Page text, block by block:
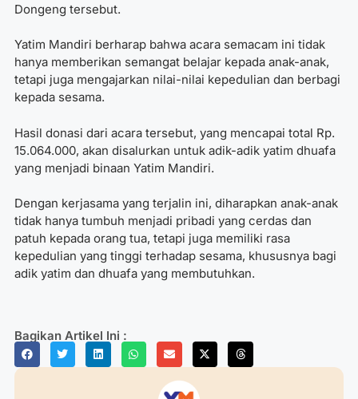
Dongeng tersebut.
Yatim Mandiri berharap bahwa acara semacam ini tidak
hanya memberikan semangat belajar kepada anak-anak,
tetapi juga mengajarkan nilai-nilai kepedulian dan berbagi
kepada sesama.
Hasil donasi dari acara tersebut, yang mencapai total Rp.
15.064.000, akan disalurkan untuk adik-adik yatim dhuafa
yang menjadi binaan Yatim Mandiri.
Dengan kerjasama yang terjalin ini, diharapkan anak-anak
tidak hanya tumbuh menjadi pribadi yang cerdas dan
patuh kepada orang tua, tetapi juga memiliki rasa
kepedulian yang tinggi terhadap sesama, khususnya bagi
adik yatim dan dhuafa yang membutuhkan.
Bagikan Artikel Ini :